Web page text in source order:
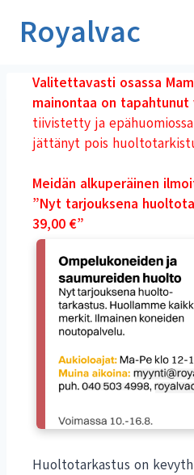
sisältöön
Royalvac
Valitettavasti osassa
mainontaa on tapahtunut
tiivistetty ja
jättänyt pois
Meidän alkuperäinen
”Nyt tarjouksena
39,00 €”
Huoltotarkastus on